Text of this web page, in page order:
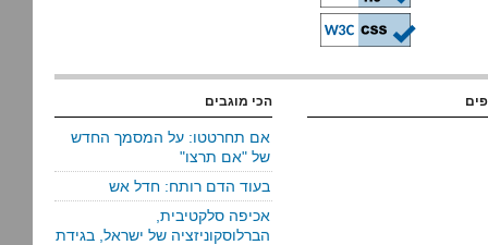
הכי מוגבים
אם תחרטטו: על המסמך החדש
של "אם תרצו"
בעוד הדם רותח: חדל אש
אכיפה סלקטיבית,
הברלוסקוניזציה של ישראל, בגידת